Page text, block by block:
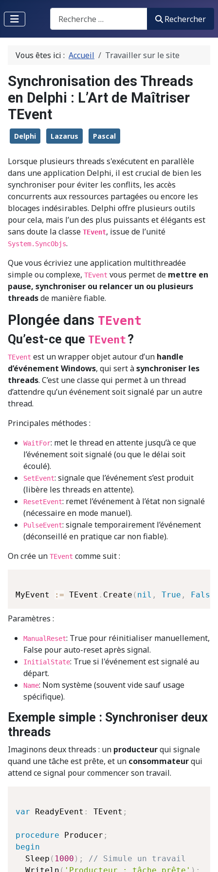
Recherche
Rechercher
Vous êtes ici : Accueil Travailler sur le site
Synchronisation des Threads
en Delphi : L’Art de Maîtriser
TEvent
Delphi Lazarus Pascal
Lorsque plusieurs threads s'exécutent en parallèle
dans une application Delphi, il est crucial de bien les
synchroniser pour éviter les conflits, les accès
concurrents aux ressources partagées ou encore les
blocages indésirables. Delphi offre plusieurs outils
pour cela, mais l’un des plus puissants et élégants est
sans doute la classe TEvent, issue de l’unité
System.SyncObjs.
Que vous écriviez une application multithreadée
simple ou complexe, TEvent vous permet de mettre en
pause, synchroniser ou relancer un ou plusieurs
threadsde manière fiable.
Plongée dans TEvent
Qu’est-ce que TEvent ?
TEvent est un wrapper objet autour d’un handle
d’événement Windows, qui sert àsynchroniser les
threads. C’est une classe qui permet à un thread
d’attendre qu’un événement soit signalé par un autre
thread.
Principales méthodes :
WaitFor: met le thread en attente jusqu’à ce que
l’événement soit signalé (ou que le délai soit
écoulé).
SetEvent: signale que l’événement s’est produit
(libère les threads en attente).
ResetEvent: remet l’événement à l’état non signalé
(nécessaire en mode manuel).
PulseEvent: signale temporairement l’événement
(déconseillé en pratique car non fiable).
On crée un TEvent comme suit :
MyEvent := TEvent . Create ( nil , True , False
Paramètres :
ManualReset: True pour réinitialiser manuellement,
False pour auto-reset après signal.
InitialState: True si l'événement est signalé au
départ.
Name: Nom système (souvent vide sauf usage
spécifique).
Exemple simple : Synchroniser deux
threads
Imaginons deux threads : un producteurqui signale
quand une tâche est prête, et un consommateurqui
attend ce signal pour commencer son travail.
var ReadyEvent : TEvent ;
procedure Producer ;
begin
  Sleep
( 1000 ) ;
// Simule un travail